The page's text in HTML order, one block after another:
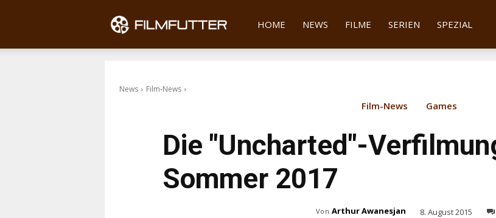
Filmfutter
HOME NEWS FILME SERIEN SPEZIAL
News Film-News
Film-News Games
Die "Uncharted"-
Sommer 2017
Von Arthur Awanesjan 8. August 2015